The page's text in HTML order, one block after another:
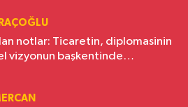
notlar: Ticaretin, diplomasinin
vizyonun başkentinde